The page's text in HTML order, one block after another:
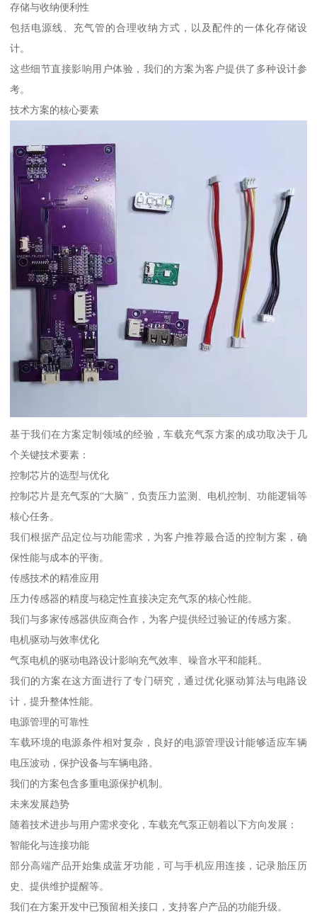
存储与收纳便利性
包括电源线、充气管的合理收纳方式，以及配件的一体化存储设
计。
这些细节直接影响用户体验，我们的方案为客户提供了多种设计参
考。
技术方案的核心要素
基于我们在方案定制领域的经验，车载充气泵方案的成功取决于几
个关键技术要素：
控制芯片的选型与优化
控制芯片是充气泵的“大脑”，负责压力监测、电机控制、功能逻辑等
核心任务。
我们根据产品定位与功能需求，为客户推荐最合适的控制方案，确
保性能与成本的平衡。
传感技术的精准应用
压力传感器的精度与稳定性直接决定充气泵的核心性能。
我们与多家传感器供应商合作，为客户提供经过验证的传感方案。
电机驱动与效率优化
气泵电机的驱动电路设计影响充气效率、噪音水平和能耗。
我们的方案在这方面进行了专门研究，通过优化驱动算法与电路设
计，提升整体性能。
电源管理的可靠性
车载环境的电源条件相对复杂，良好的电源管理设计能够适应车辆
电压波动，保护设备与车辆电路。
我们的方案包含多重电源保护机制。
未来发展趋势
随着技术进步与用户需求变化，车载充气泵正朝着以下方向发展：
智能化与连接功能
部分高端产品开始集成蓝牙功能，可与手机应用连接，记录胎压历
史、提供维护提醒等。
我们在方案开发中已预留相关接口，支持客户产品的功能升级。